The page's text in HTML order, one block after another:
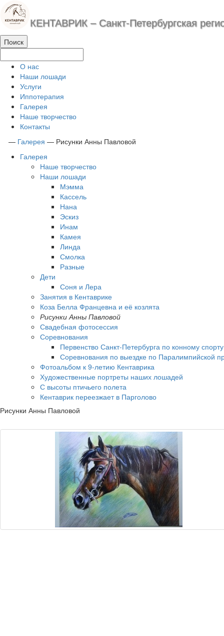
КЕНТАВРИК – Санкт-Петербургская
О нас
Наши лошади
Услуги
Иппотерапия
Галерея
Наше творчество
Контакты
— Галерея — Рисунки Анны Павловой
Галерея
Наше творчество
Наши лошади
Мэмма
Кассель
Нана
Эскиз
Инам
Камея
Линда
Смолка
Разные
Дети
Соня и Лера
Занятия в Кентаврике
Коза Белла Францевна и её козлята
Рисунки Анны Павловой
Свадебная фотосессия
Соревнования
Первенство Санкт-Петербурга по конному
Соревнования по выездке по Паралимпийской
Фотоальбом к 9-летию Кентаврика
Художественные портреты наших лошадей
С высоты птичьего полета
Кентаврик переезжает в Парголово
Рисунки Анны Павловой